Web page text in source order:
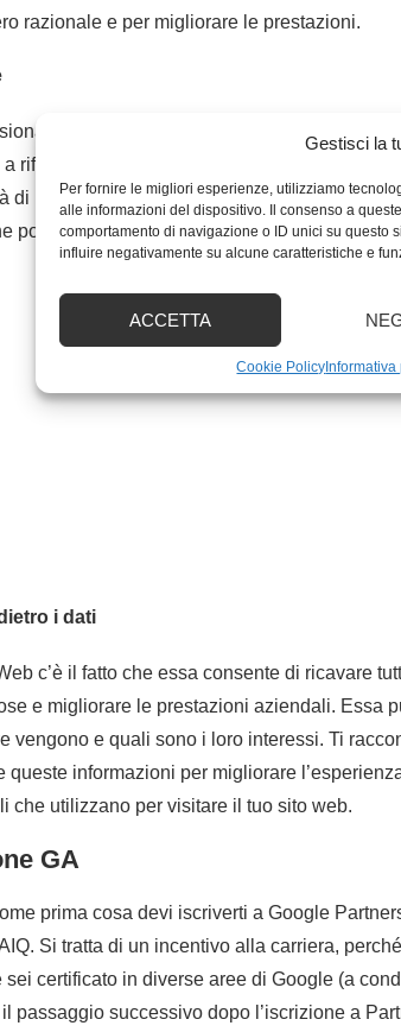
Gestisci la
Per fornire le migliori esperienze, utilizziamo
alle informazioni del dispositivo. Il consenso a
comportamento di navigazione o ID unici su questo
influire negativamente su alcune caratteristiche e
ACCETTA
Cookie Policy
razionale e per migliorare le prestazioni.
l’analisi dei dati web è un’importante
riferire alle principali parti interessate sulle
di marketing digitale. In definitiva, i
portino a risultati commerciali per le loro
i dati
c’è il fatto che essa consente di ricavare
e migliorare le prestazioni aziendali. Essa
vengono e quali sono i loro interessi. Ti
queste informazioni per migliorare
che utilizzano per visitare il tuo sito web.
GA
prima cosa devi iscriverti a Google
Si tratta di un incentivo alla carriera,
certificato in diverse aree di Google (a
passaggio successivo dopo l’iscrizione a